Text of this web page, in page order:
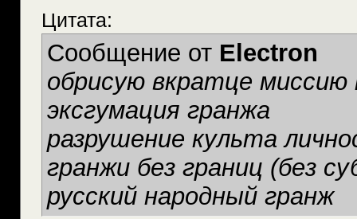
Цитата:
Сообщение от Electron
обрисую вкратце миссию
эксгумация гранжа
разрушение культа
гранжи без границ (без
русский народный гранж